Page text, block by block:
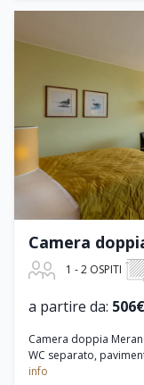
Camera
1 - 2 OSPITI
a partire da: 506€
Camera doppia
WC separato,
info